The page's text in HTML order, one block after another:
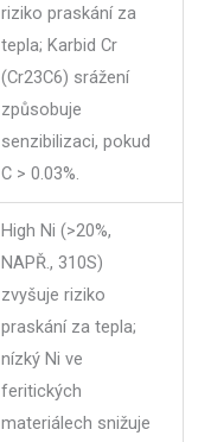
riziko praskání za
tepla; Karbid Cr
(Cr23C6) srážení
způsobuje
senzibilizaci, pokud
C > 0.03%.
High Ni (>20%,
NAPŘ., 310S)
zvyšuje riziko
praskání za tepla;
nízký Ni ve
feritických
materiálech snižuje